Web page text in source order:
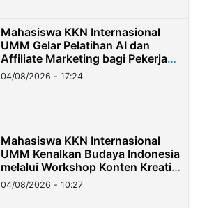
Mahasiswa KKN Internasional
UMM Gelar Pelatihan AI dan
Affiliate Marketing bagi Pekerja
Migran Indonesia di Taiwan
04/08/2026 - 17:24
Mahasiswa KKN Internasional
UMM Kenalkan Budaya Indonesia
melalui Workshop Konten Kreatif
di Taiwan
04/08/2026 - 10:27